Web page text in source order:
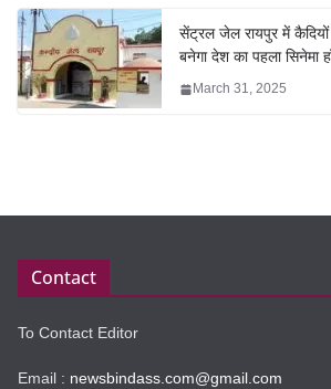
सेंट्रल जेल रायपुर में
बनेगा देश का पहला सिनेमा
March 31, 2025
Contact
To Contact Editor
Email : newsbindass.com@gmail.com